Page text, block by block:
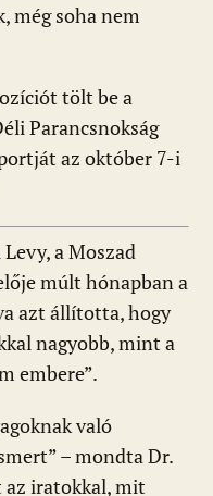
még soha nem
tölt be a
Parancsnokság
az október 7-i
a Moszad
múlt hónapban a
azt állította, hogy
nagyobb, mint a
embere”.
való
– mondta Dr.
az iratokkal, mit